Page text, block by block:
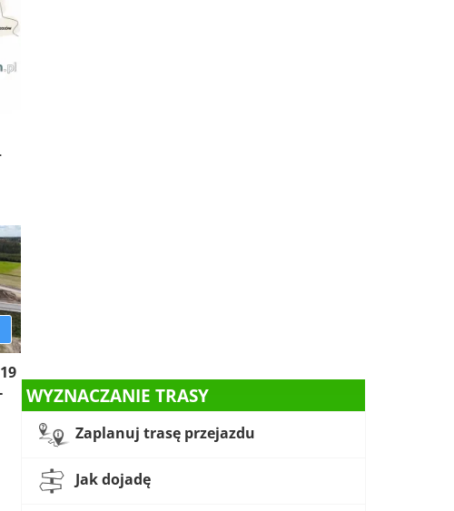
WYZNACZANIE TRASY
Zaplanuj trasę przejazdu
Jak dojadę